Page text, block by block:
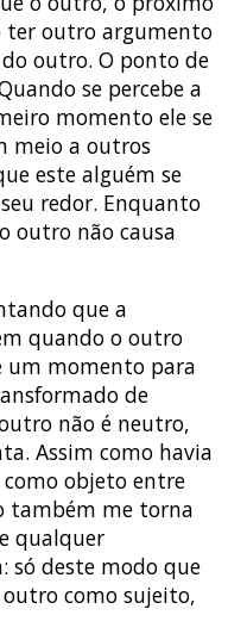
ter outro argumento
outro. O ponto de
se percebe a
momento ele se
meio a outros
este alguém se
redor. Enquanto
outro não causa
que a
quando o outro
um momento para
de
não é neutro,
Assim como havia
objeto entre
também me torna
qualquer
só deste modo que
como sujeito,